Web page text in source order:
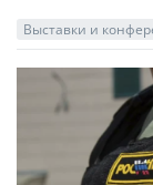
Выставки и